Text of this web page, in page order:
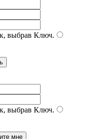
выбрав Ключ.
выбрав Ключ.